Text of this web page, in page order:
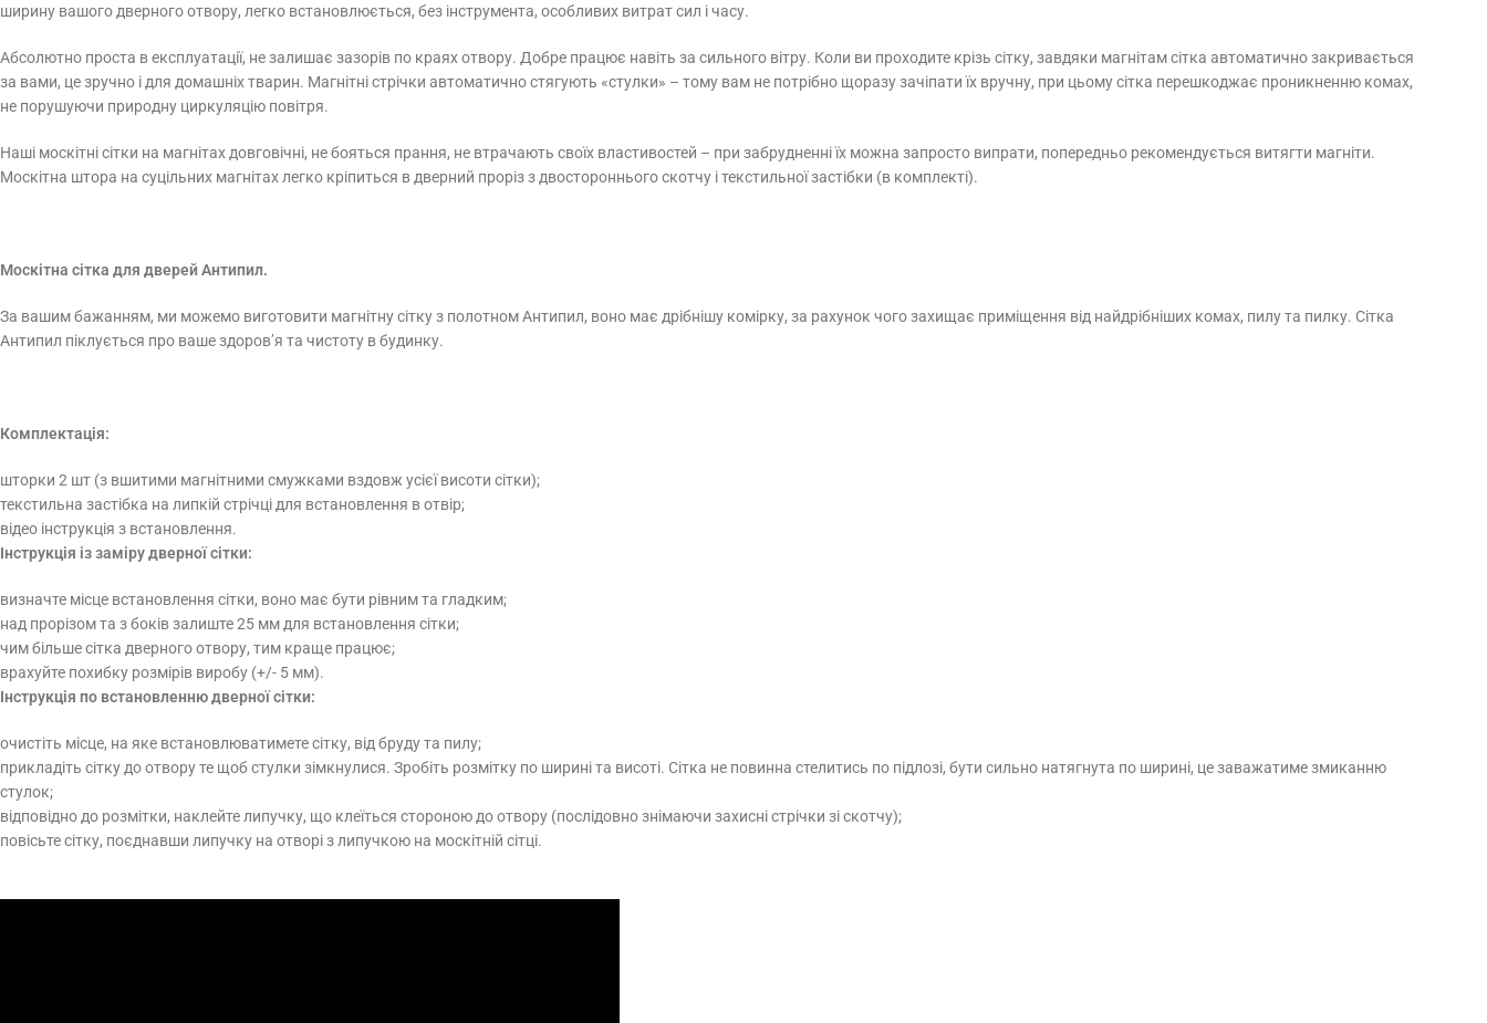
ширину вашого дверного отвору, легко встановлюється, без інструмента, особливих витрат сил і часу.
Абсолютно проста в експлуатації, не залишає зазорів по краях отвору. Добре працює навіть за сильного вітру. Коли ви проходите крізь сітку, завдяки магнітам сітка автоматично закривається
за вами, це зручно і для домашніх тварин. Магнітні стрічки автоматично стягують «стулки» – тому вам не потрібно щоразу зачіпати їх вручну, при цьому сітка перешкоджає проникненню комах,
не порушуючи природну циркуляцію повітря.
Наші москітні сітки на магнітах довговічні, не бояться прання, не втрачають своїх властивостей – при забрудненні їх можна запросто випрати, попередньо рекомендується витягти магніти.
Москітна штора на суцільних магнітах легко кріпиться в дверний проріз з двостороннього скотчу і текстильної застібки (в комплекті).
Москітна сітка для дверей Антипил.
За вашим бажанням, ми можемо виготовити магнітну сітку з полотном Антипил, воно має дрібнішу комірку, за рахунок чого захищає приміщення від найдрібніших комах, пилу та пилку. Сітка
Антипил піклується про ваше здоров’я та чистоту в будинку.
Комплектація:
шторки 2 шт (з вшитими магнітними смужками вздовж усієї висоти сітки);
текстильна застібка на липкій стрічці для встановлення в отвір;
відео інструкція з встановлення.
Інструкція із заміру дверної сітки:
визначте місце встановлення сітки, воно має бути рівним та гладким;
над прорізом та з боків залиште 25 мм для встановлення сітки;
чим більше сітка дверного отвору, тим краще працює;
врахуйте похибку розмірів виробу (+/- 5 мм).
Інструкція по встановленню дверної сітки:
очистіть місце, на яке встановлюватимете сітку, від бруду та пилу;
прикладіть сітку до отвору те щоб стулки зімкнулися. Зробіть розмітку по ширині та висоті. Сітка не повинна стелитись по підлозі, бути сильно натягнута по ширині, це заважатиме змиканню
стулок;
відповідно до розмітки, наклейте липучку, що клеїться стороною до отвору (послідовно знімаючи захисні стрічки зі скотчу);
повісьте сітку, поєднавши липучку на отворі з липучкою на москітній сітці.